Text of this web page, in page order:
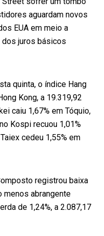
aguardam novos
EUA em meio a
juros básicos
quinta, o índice Hang
Kong, a 19.319,92
caiu 1,67% em Tóquio,
Kospi recuou 1,01%
cedeu 1,55% em
registrou baixa
menos abrangente
de 1,24%, a 2.087,17